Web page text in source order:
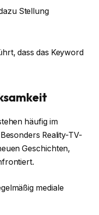
Stellung
dass das Keyword
häufig im
Reality-TV-
Geschichten,
mediale